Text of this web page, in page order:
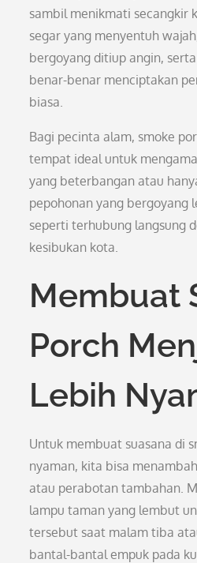
sambil menikmati secangkir
segar yang menyentuh
bergoyang ditiup angin,
benar-benar menciptakan
biasa.
Bagi pecinta alam, smoke
tempat ideal untuk
yang beterbangan atau
pepohonan yang bergoyang
seperti terhubung langsung
kesibukan kota.
Membuat
Porch
Lebih
Untuk membuat suasana di
nyaman, kita bisa
atau perabotan tambahan.
lampu taman yang lembut
tersebut saat malam tiba
bantal-bantal empuk pada